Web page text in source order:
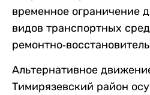
временное ограничение
видов транспортных
ремонтно-
Альтернативное
Тимирязевский район